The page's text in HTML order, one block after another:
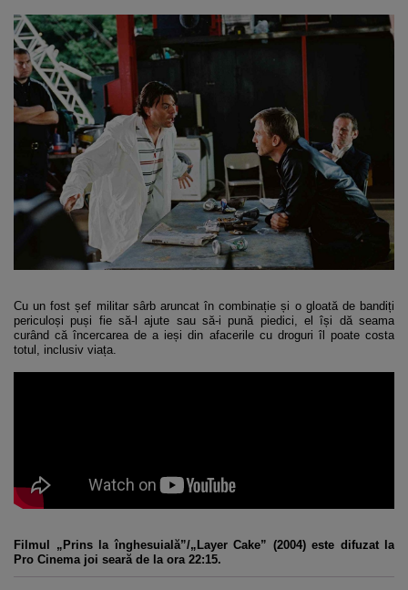
Cu un fost șef militar sârb aruncat în combinație și o gloată de bandiți
periculoși puși fie să-l ajute sau să-i pună piedici, el își dă seama
curând că încercarea de a ieși din afacerile cu droguri îl poate costa
totul, inclusiv viața.
Filmul „Prins la înghesuială”/„Layer Cake” (2004) este difuzat la
Pro Cinema joi seară de la ora 22:15.